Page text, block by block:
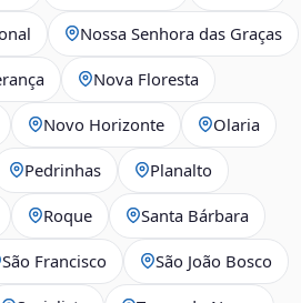
Nossa Senhora das Graças
Nova Floresta
Novo Horizonte Olaria
Pedrinhas Planalto
Roque Santa Bárbara
São Francisco São João Bosco